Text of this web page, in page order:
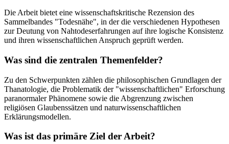
Die Arbeit bietet eine wissenschaftskritische Rezension des
Sammelbandes "Todesnähe", in der die verschiedenen Hypothesen
zur Deutung von Nahtodeserfahrungen auf ihre logische Konsistenz
und ihren wissenschaftlichen Anspruch geprüft werden.
Was sind die zentralen Themenfelder?
Zu den Schwerpunkten zählen die philosophischen Grundlagen der
Thanatologie, die Problematik der "wissenschaftlichen" Erforschung
paranormaler Phänomene sowie die Abgrenzung zwischen
religiösen Glaubenssätzen und naturwissenschaftlichen
Erklärungsmodellen.
Was ist das primäre Ziel der Arbeit?